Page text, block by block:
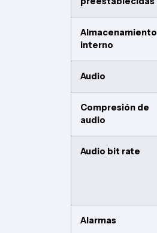
Almacenamiento
interno
Audio
Compresión de
audio
Audio bit rate
Alarmas